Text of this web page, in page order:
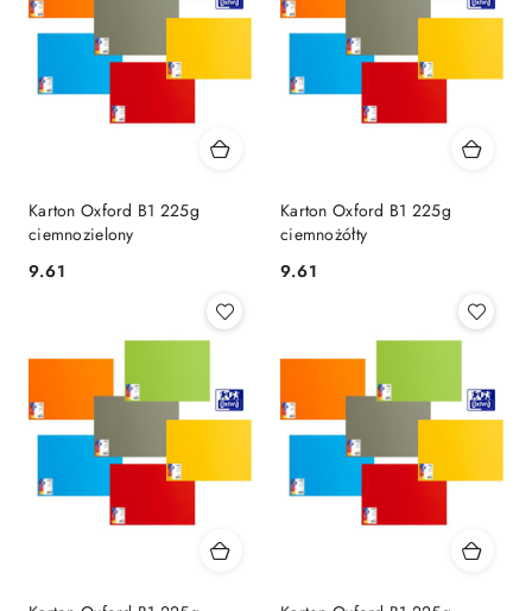
Karton Oxford B1 225g
ciemnozielony
Cena:
9.61
Karton Oxford B1 225g
ciemnożółty
Cena:
9.61